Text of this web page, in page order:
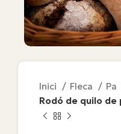
Inici Fleca
Pa
Rodó de quilo de